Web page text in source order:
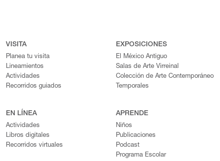
VISITA
Planea tu visita
Lineamientos
Actividades
Recorridos guiados
EXPOSICIONES
El México Antiguo
Salas de Arte Virreinal
Colección de Arte Contemporáneo
Temporales
EN LÍNEA
Actividades
Libros digitales
Recorridos virtuales
APRENDE
Niños
Publicaciones
Podcast
Programa Escolar